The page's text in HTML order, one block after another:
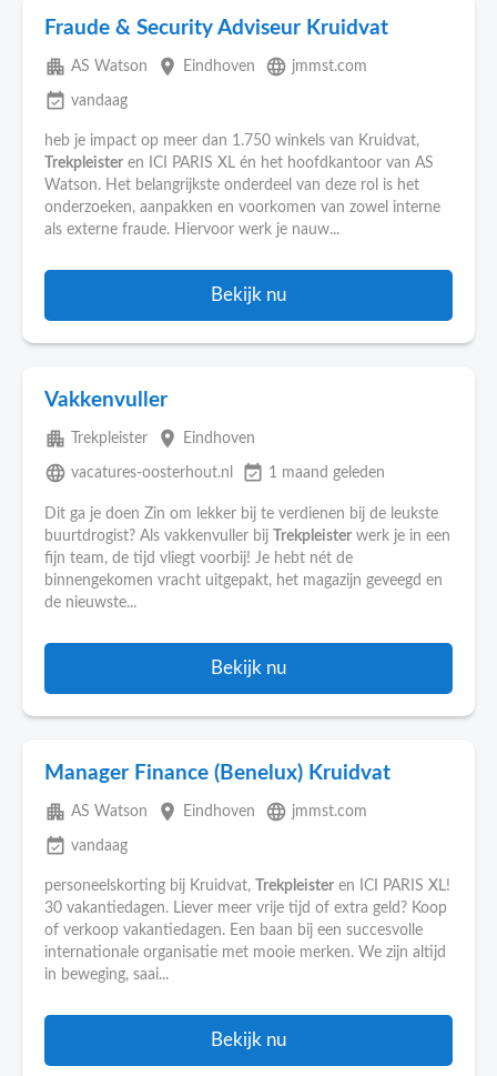
Fraude & Security Adviseur Kruidvat
apartment AS Watson place Eindhoven language jmmst.com
event_available vandaag
heb je impact op meer dan 1.750 winkels van Kruidvat,
Trekpleister en ICI PARIS XL én het hoofdkantoor van AS
Watson. Het belangrijkste onderdeel van deze rol is het
onderzoeken, aanpakken en voorkomen van zowel interne
als externe fraude. Hiervoor werk je nauw...
Bekijk nu
Vakkenvuller
apartment Trekpleister place Eindhoven
language vacatures-oosterhout.nl event_available 1 maand geleden
Dit ga je doen Zin om lekker bij te verdienen bij de leukste
buurtdrogist? Als vakkenvuller bij
Trekpleister werk je in een
fijn team, de tijd vliegt voorbij! Je hebt nét de
binnengekomen vracht uitgepakt, het magazijn geveegd en
de nieuwste...
Bekijk nu
Manager Finance (Benelux) Kruidvat
apartment AS Watson place Eindhoven language jmmst.com
event_available vandaag
personeelskorting bij Kruidvat, Trekpleister en ICI PARIS XL!
30 vakantiedagen. Liever meer vrije tijd of extra geld? Koop
of verkoop vakantiedagen. Een baan bij een succesvolle
internationale organisatie met mooie merken. We zijn altijd
in beweging, saai...
Bekijk nu